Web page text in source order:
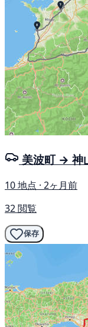
美波町 → 神
10 地点 · 2ヶ月前
32 閲覧
保存